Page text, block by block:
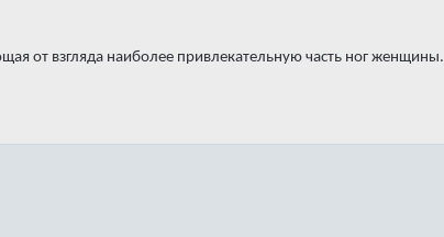
от взгляда наиболее привлекательную часть ног женщины.